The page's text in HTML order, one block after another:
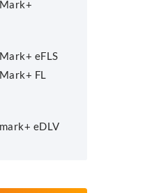
eFLS
FL
eDLV